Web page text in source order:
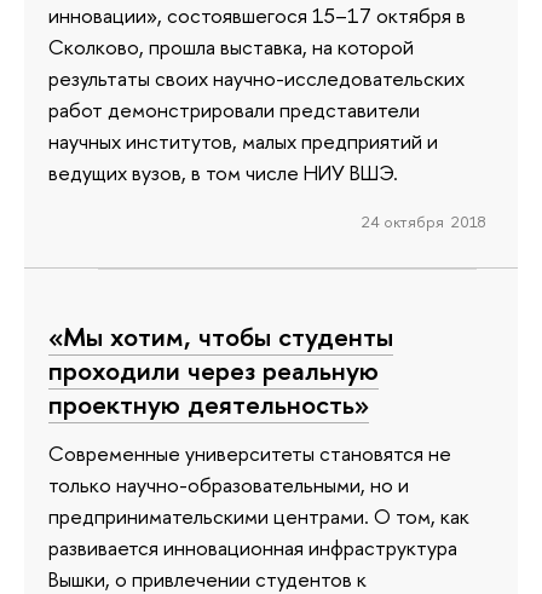
инновации», состоявшегося 15–17 октября в
Сколково, прошла выставка, на которой
результаты своих научно-исследовательских
работ демонстрировали представители
научных институтов, малых предприятий и
ведущих вузов, в том числе НИУ ВШЭ.
24 октября 2018
«Мы хотим, чтобы студенты
проходили через реальную
проектную деятельность»
Современные университеты становятся не
только научно-образовательными, но и
предпринимательскими центрами. О том, как
развивается инновационная инфраструктура
Вышки, о привлечении студентов к